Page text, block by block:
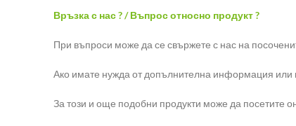
Връзка с нас ? / Въпрос относно продукт ?
При въпроси може да се свържете с нас на
Ако имате нужда от допълнителна информация или
За този и още подобни продукти може да посетите